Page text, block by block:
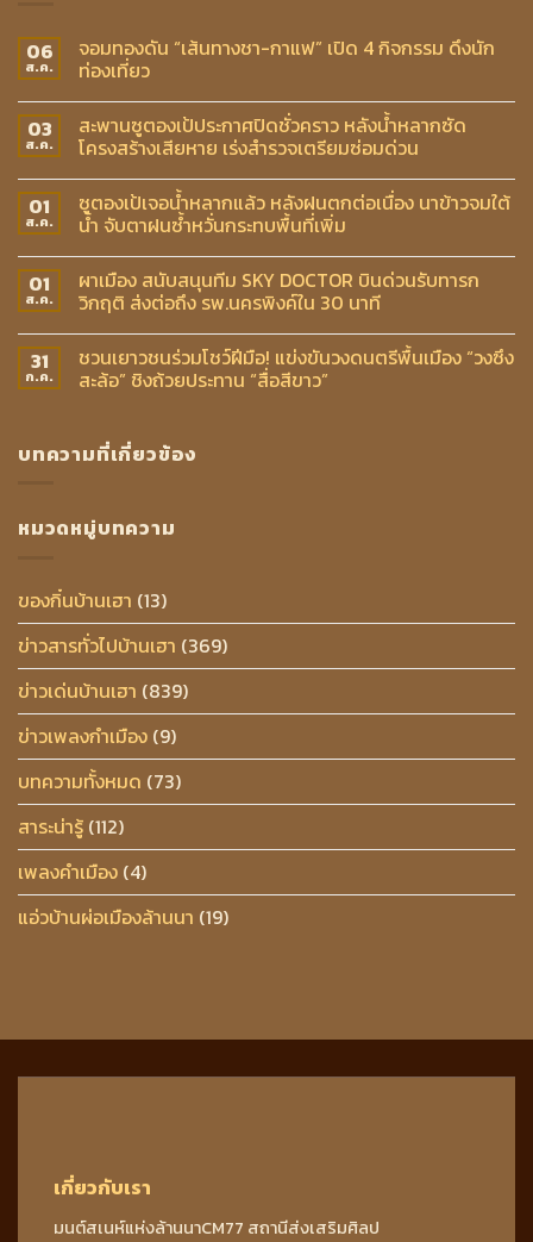
06
ส.ค.
จอมทองดัน “เส้นทางชา-กาแฟ” เปิด 4 กิจกรรม ดึงนัก
ท่องเที่ยว
03
ส.ค.
สะพานซูตองเป้ประกาศปิดชั่วคราว หลังน้ำหลากซัด
โครงสร้างเสียหาย เร่งสำรวจเตรียมซ่อมด่วน
01
ส.ค.
ซูตองเป้เจอน้ำหลากแล้ว หลังฝนตกต่อเนื่อง นาข้าวจมใต้
น้ำ จับตาฝนซ้ำหวั่นกระทบพื้นที่เพิ่ม
01
ส.ค.
ผาเมือง สนับสนุนทีม SKY DOCTOR บินด่วนรับทารก
วิกฤติ ส่งต่อถึง รพ.นครพิงค์ใน 30 นาที
31
ก.ค.
ชวนเยาวชนร่วมโชว์ฝีมือ! แข่งขันวงดนตรีพื้นเมือง “วงซึง
สะล้อ” ชิงถ้วยประทาน “สื่อสีขาว”
บทความที่เกี่ยวข้อง
หมวดหมู่บทความ
ของกิ๋นบ้านเฮา (13)
ข่าวสารทั่วไปบ้านเฮา (369)
ข่าวเด่นบ้านเฮา (839)
ข่าวเพลงกำเมือง (9)
บทความทั้งหมด (73)
สาระน่ารู้ (112)
เพลงคำเมือง (4)
แอ่วบ้านผ่อเมืองล้านนา (19)
เกี่ยวกับเรา
มนต์สเนห์แห่งล้านนาCM77 สถานีส่งเสริมศิลป